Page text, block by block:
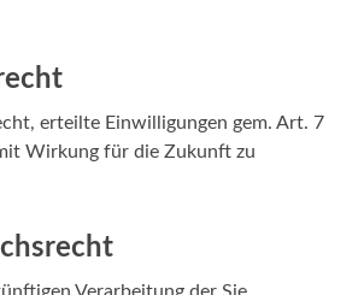
erteilte Einwilligungen gem. Art. 7
Wirkung für die Zukunft zu
Verarbeitung der Sie